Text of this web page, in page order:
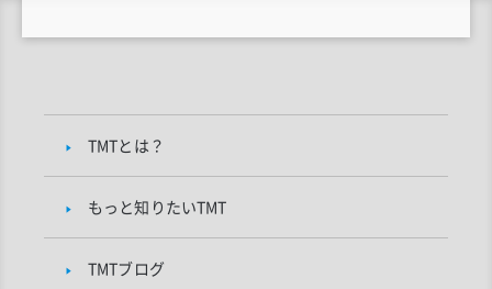
TMTとは？
もっと知りたいTMT
TMTブログ